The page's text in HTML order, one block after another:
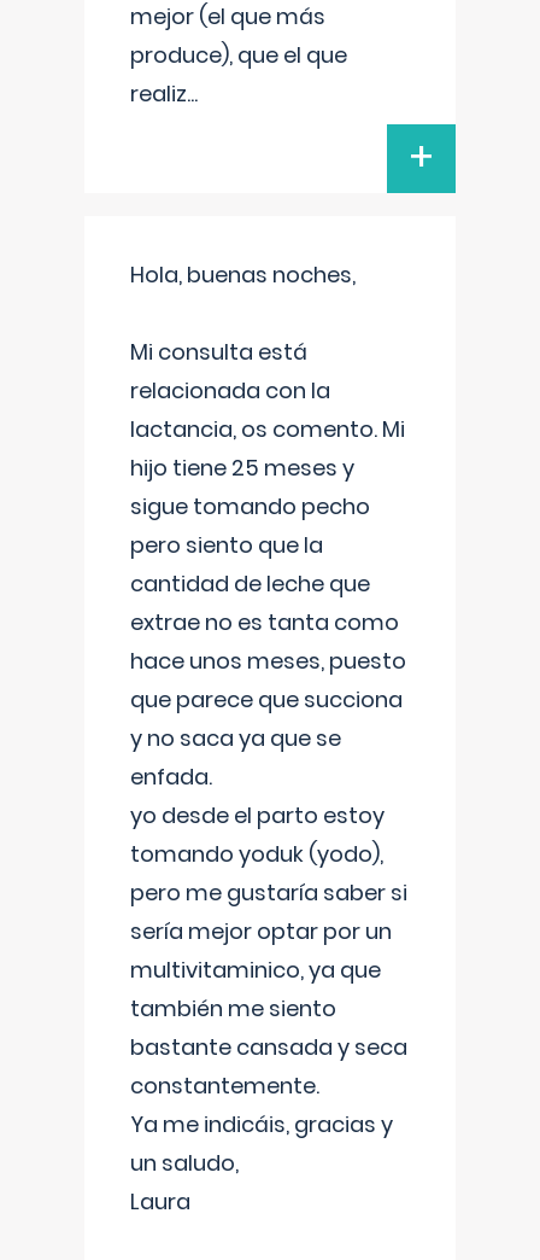
mejor (el que más
produce), que el que
realiz...
+
Hola, buenas noches,
Mi consulta está
relacionada con la
lactancia, os comento. Mi
hijo tiene 25 meses y
sigue tomando pecho
pero siento que la
cantidad de leche que
extrae no es tanta como
hace unos meses, puesto
que parece que succiona
y no saca ya que se
enfada.
yo desde el parto estoy
tomando yoduk (yodo),
pero me gustaría saber si
sería mejor optar por un
multivitaminico, ya que
también me siento
bastante cansada y seca
constantemente.
Ya me indicáis, gracias y
un saludo,
Laura